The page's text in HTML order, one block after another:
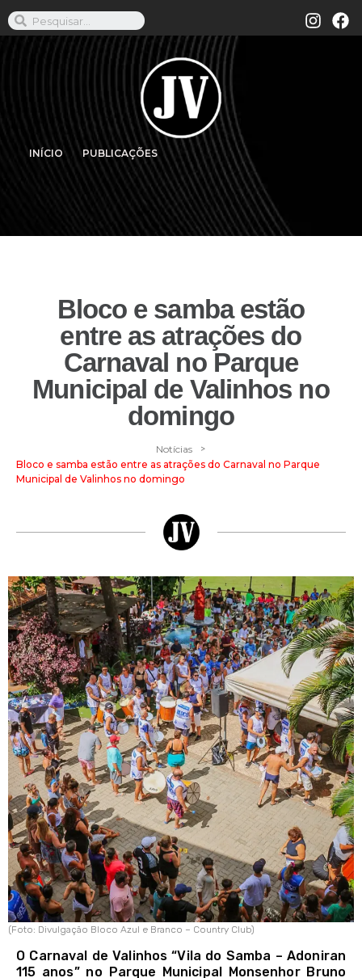
INÍCIO PUBLICAÇÕES
Bloco e samba estão
entre as atrações do
Carnaval no Parque
Municipal de Valinhos no
domingo
Notícias >
Bloco e samba estão entre as atrações do Carnaval no Parque
Municipal de Valinhos no domingo
(Foto: Divulgação Bloco Azul e Branco – Country Club)
O Carnaval de Valinhos “Vila do Samba – Adoniran
115 anos” no Parque Municipal Monsenhor Bruno